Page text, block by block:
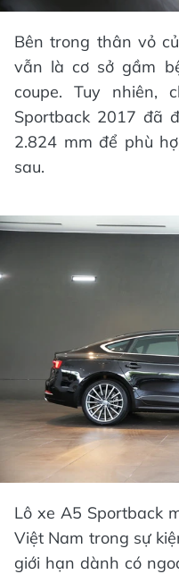
Bên trong thân vỏ
vẫn là cơ sở gầm
coupe. Tuy nhiên,
Sportback 2017 đã
2.824 mm để phù
sau.
Lô xe A5 Sportback
Việt Nam trong sự
giới hạn dành có